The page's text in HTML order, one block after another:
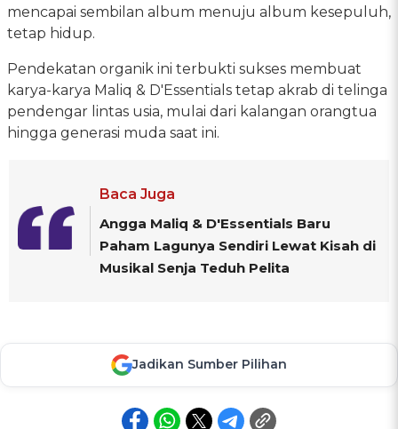
mencapai sembilan album menuju album kesepuluh,
tetap hidup.
Pendekatan organik ini terbukti sukses membuat
karya-karya Maliq & D'Essentials tetap akrab di telinga
pendengar lintas usia, mulai dari kalangan orangtua
hingga generasi muda saat ini.
Baca Juga
Angga Maliq & D'Essentials Baru
Paham Lagunya Sendiri Lewat Kisah di
Musikal Senja Teduh Pelita
Jadikan Sumber Pilihan